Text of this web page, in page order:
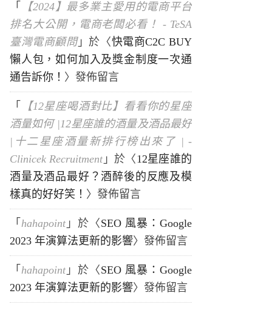
「
【2024】最多業主愛用的電商平台
排名大公開，電商老闆必看！ - TeSA
臺灣電商顧問」於〈快電商C2C BUY
懶人包，如何加入及獎金制度一次通
通告訴你！ 〉發佈留言
「
【12星座喝酒對比】看看你的星座
酒量如何 |12星座誰的酒量及酒品最好
|十二星座酒量新排行榜出來了 | -
Clinicek Recruitment 」於〈 12星座誰的
酒量及酒品最好？酒醉後的反應及模
樣真的好好笑！ 〉發佈留言
「 hahapoint 」於〈 SEO 風暴：Google
2023 年演算法更新的影響〉發佈留言
「 hahapoint 」於〈 SEO 風暴：Google
2023 年演算法更新的影響〉發佈留言